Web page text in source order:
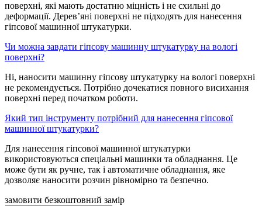
поверхні, які мають достатню міцність і не схильні до
деформації. Дерев’яні поверхні не підходять для нанесення
гіпсової машинної штукатурки.
Чи можна завдати гіпсову машинну штукатурку на вологі
поверхні?
Ні, наносити машинну гіпсову штукатурку на вологі поверхні
не рекомендується. Потрібно дочекатися повного висихання
поверхні перед початком роботи.
Який тип інструменту потрібний для нанесення гіпсової
машинної штукатурки?
Для нанесення гіпсової машинної штукатурки
використовуються спеціальні машинки та обладнання. Це
може бути як ручне, так і автоматичне обладнання, яке
дозволяє наносити розчин рівномірно та безпечно.
замовити безкоштовний замір